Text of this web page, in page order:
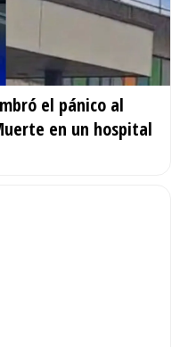
el pánico al
en un hospital